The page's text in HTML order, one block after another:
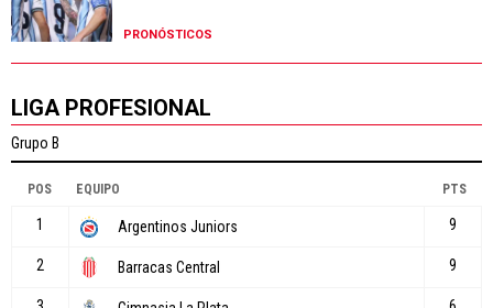
PRONÓSTICOS
LIGA PROFESIONAL